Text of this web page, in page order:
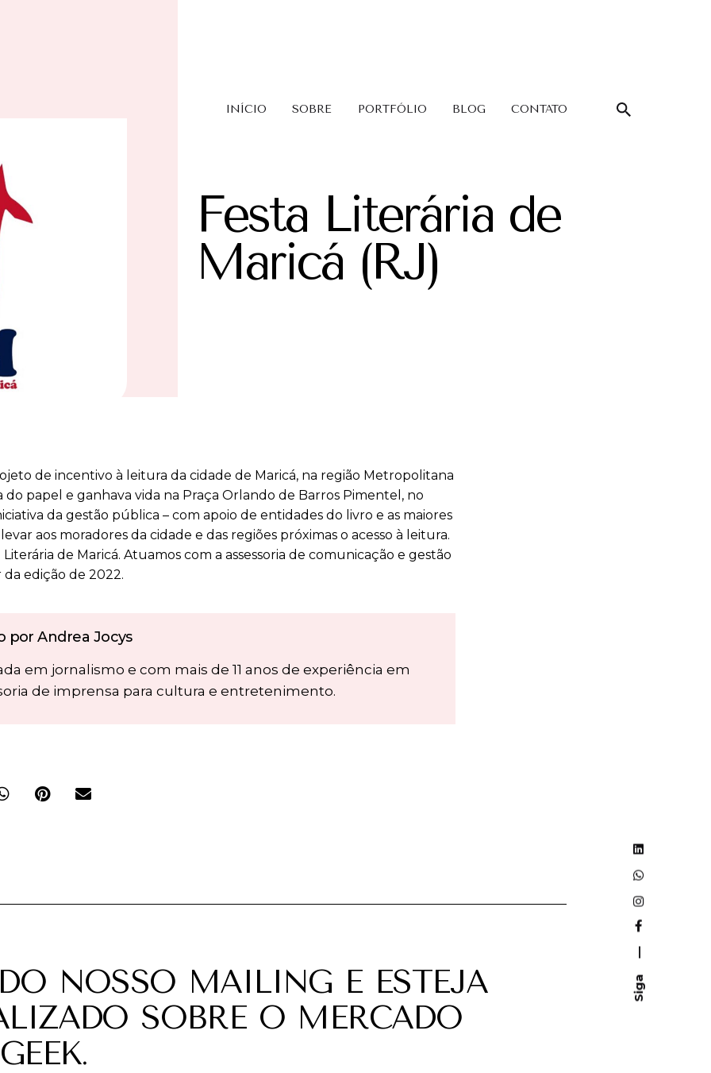
Siga
INÍCIO SOBRE PORTFÓLIO BLOG CONTATO
Festa Literária de
Maricá (RJ)
de incentivo à leitura da cidade de Maricá, na região Metropolitana
do papel e ganhava vida na Praça Orlando de Barros Pimentel, no
da gestão pública – com apoio de entidades do livro e as maiores
aos moradores da cidade e das regiões próximas o acesso à leitura.
Literária de Maricá. Atuamos com a assessoria de comunicação e gestão
da edição de 2022.
por Andrea Jocys
em jornalismo e com mais de 11 anos de experiência em
de imprensa para cultura e entretenimento.
NOSSO MAILING E ESTEJA
SOBRE O MERCADO